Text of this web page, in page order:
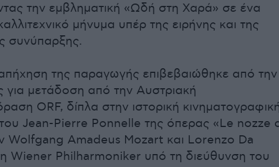
την εμβληματική «Ωδή στη Χαρά» σε ένα
μήνυμα υπέρ της ειρήνης και της
συνύπαρξης.
της παραγωγής επιβεβαιώθηκε από την
για μετάδοση από την Αυστριακή
ORF, δίπλα στην ιστορική
Jean-Pierre Ponnelle της όπερας «Le nozze
Wolfgang Amadeus Mozart και Lorenzo Da
Wiener Philharmoniker υπό τη διεύθυνση του